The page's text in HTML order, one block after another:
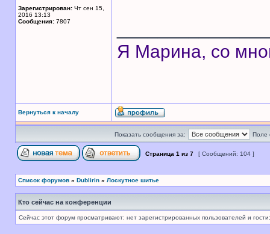
Зарегистрирован: Чт сен 15,
2016 13:13
Сообщения: 7807
Я Марина, со
Вернуться к началу
Показать сообщения за: Поле
Страница 1 из 7 [ Сообщений: 104 ]
Список форумов » Dublirin » Лоскутное шитье
Кто сейчас на конференции
Сейчас этот форум просматривают: нет зарегистрированных пользователей и